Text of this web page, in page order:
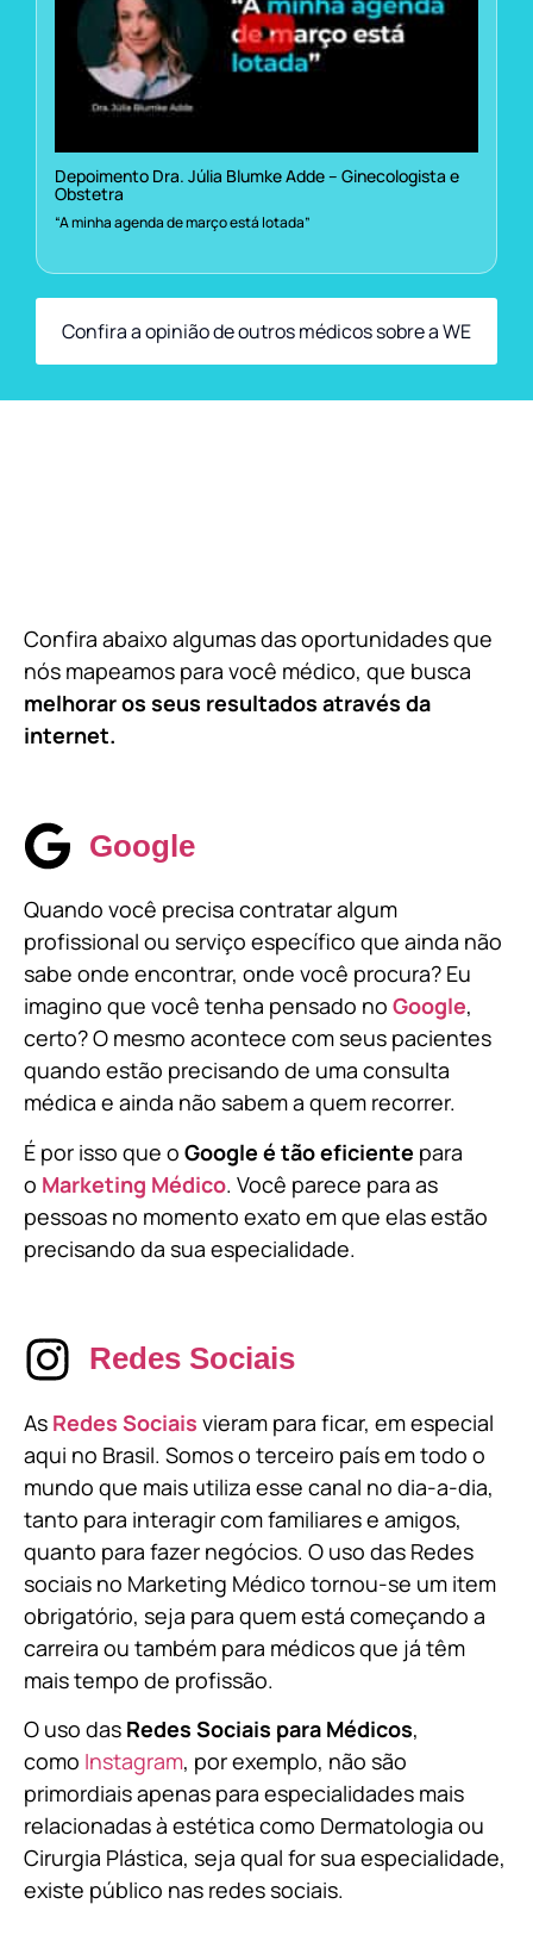
Depoimento Dra. Júlia Blumke Adde – Ginecologista e
Obstetra
“A minha agenda de março está lotada”
Confira a opinião de outros médicos sobre a WE
Confira abaixo algumas das oportunidades que
nós mapeamos para você médico, que busca
melhorar os seus resultados através da
internet.
Google
Quando você precisa contratar algum
profissional ou serviço específico que ainda não
sabe onde encontrar, onde você procura? Eu
imagino que você tenha pensado no Google,
certo? O mesmo acontece com seus pacientes
quando estão precisando de uma consulta
médica e ainda não sabem a quem recorrer.
É por isso que o Google é tão eficiente para
o Marketing Médico. Você parece para as
pessoas no momento exato em que elas estão
precisando da sua especialidade.
Redes Sociais
As Redes Sociais vieram para ficar, em especial
aqui no Brasil. Somos o terceiro país em todo o
mundo que mais utiliza esse canal no dia-a-dia,
tanto para interagir com familiares e amigos,
quanto para fazer negócios. O uso das Redes
sociais no Marketing Médico tornou-se um item
obrigatório, seja para quem está começando a
carreira ou também para médicos que já têm
mais tempo de profissão.
O uso das Redes Sociais para Médicos,
como Instagram, por exemplo, não são
primordiais apenas para especialidades mais
relacionadas à estética como Dermatologia ou
Cirurgia Plástica, seja qual for sua especialidade,
existe público nas redes sociais.